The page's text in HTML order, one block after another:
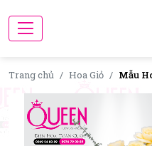
Trang chủ Hoa Giỏ Mẫu